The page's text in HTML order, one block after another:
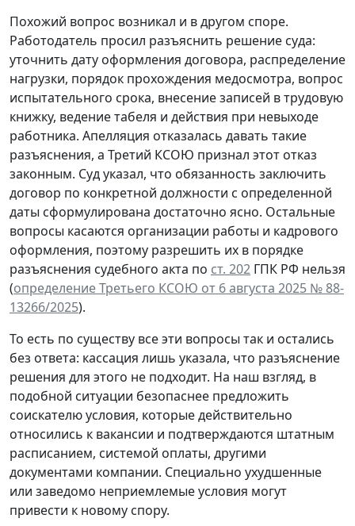
Похожий вопрос возникал и в другом споре.
Работодатель просил разъяснить решение суда:
уточнить дату оформления договора, распределение
нагрузки, порядок прохождения медосмотра, вопрос
испытательного срока, внесение записей в трудовую
книжку, ведение табеля и действия при невыходе
работника. Апелляция отказалась давать такие
разъяснения, а Третий КСОЮ признал этот отказ
законным. Суд указал, что обязанность заключить
договор по конкретной должности с определенной
даты сформулирована достаточно ясно. Остальные
вопросы касаются организации работы и кадрового
оформления, поэтому разрешить их в порядке
разъяснения судебного акта по ст. 202 ГПК РФ нельзя
(определение Третьего КСОЮ от 6 августа 2025 № 88-
13266/2025).
То есть по существу все эти вопросы так и остались
без ответа: кассация лишь указала, что разъяснение
решения для этого не подходит. На наш взгляд, в
подобной ситуации безопаснее предложить
соискателю условия, которые действительно
относились к вакансии и подтверждаются штатным
расписанием, системой оплаты, другими
документами компании. Специально ухудшенные
или заведомо неприемлемые условия могут
привести к новому спору.